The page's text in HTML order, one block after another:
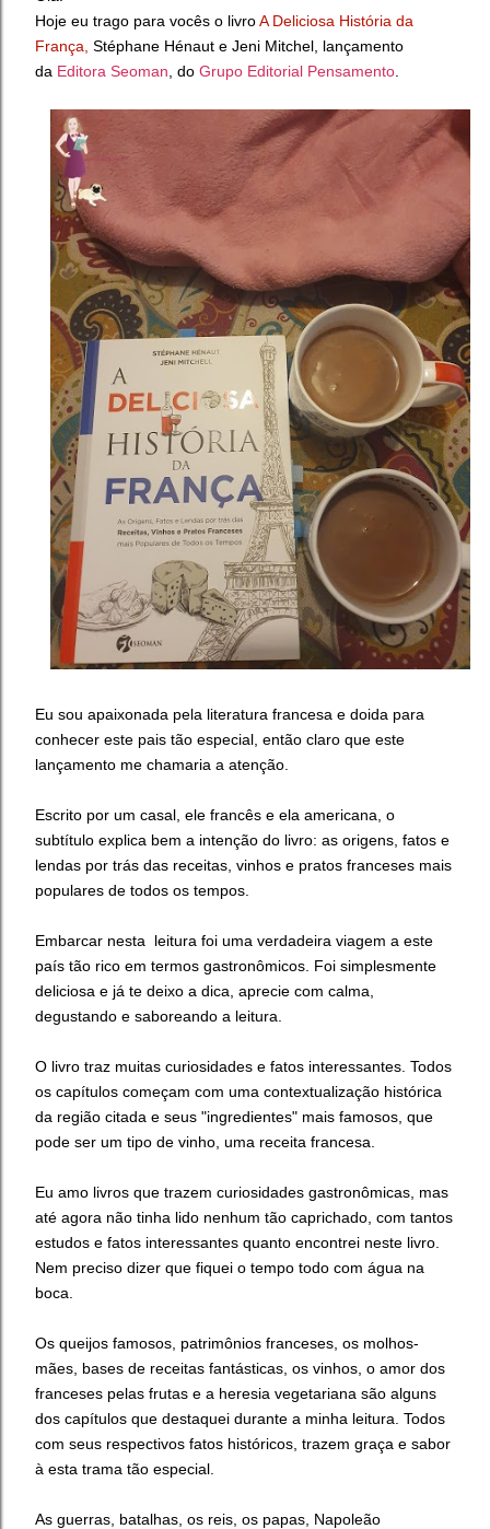
Hoje eu trago para vocês o livroA Deliciosa História da
França, Stéphane Hénaut e Jeni Mitchel, lançamento
da Editora Seoman , do Grupo Editorial Pensamento
Eu sou apaixonada pela literatura francesa e doida para
conhecer este pais tão especial, então claro que este
lançamento me chamaria a atenção.
Escrito por um casal, ele francês e ela americana, o
subtítulo explica bem a intenção do livro: as origens, fatos e
lendas por trás das receitas, vinhos e pratos franceses mais
populares de todos os tempos.
Embarcar nesta leitura foi uma verdadeira viagem a este
país tão rico em termos gastronômicos. Foi simplesmente
deliciosa e já te deixo a dica, aprecie com calma,
degustando e saboreando a leitura.
O livro traz muitas curiosidades e fatos interessantes. Todos
os capítulos começam com uma contextualização histórica
da região citada e seus "ingredientes" mais famosos, que
pode ser um tipo de vinho, uma receita francesa.
Eu amo livros que trazem curiosidades gastronômicas, mas
até agora não tinha lido nenhum tão caprichado, com tantos
estudos e fatos interessantes quanto encontrei neste livro.
Nem preciso dizer que fiquei o tempo todo com água na
boca.
Os queijos famosos, patrimônios franceses, os molhos-
mães, bases de receitas fantásticas, os vinhos, o amor dos
franceses pelas frutas e a heresia vegetariana são alguns
dos capítulos que destaquei durante a minha leitura. Todos
com seus respectivos fatos históricos, trazem graça e sabor
à esta trama tão especial.
As guerras, batalhas, os reis, os papas, Napoleão